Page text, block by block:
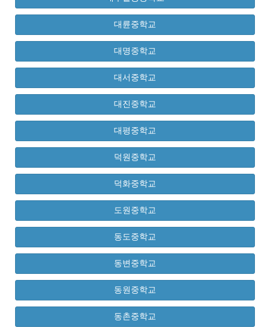
대륜중학교
대명중학교
대서중학교
대진중학교
대평중학교
덕원중학교
덕화중학교
도원중학교
동도중학교
동변중학교
동원중학교
동촌중학교